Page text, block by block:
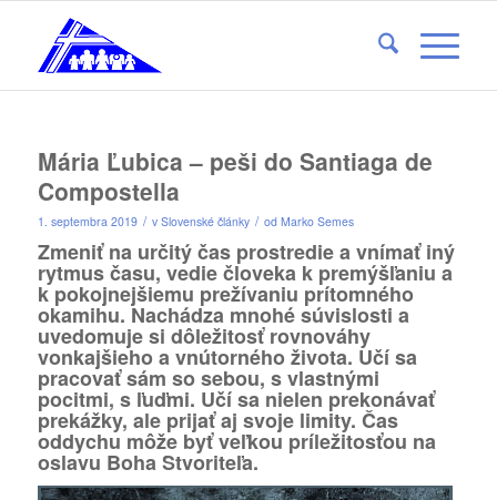
Mária Ľubica – peši do Santiaga de
Compostella
1. septembra 2019 / v Slovenské články / od Marko Semes
Zmeniť na určitý čas prostredie a vnímať iný
rytmus času, vedie človeka k premýšľaniu a
k pokojnejšiemu prežívaniu prítomného
okamihu. Nachádza mnohé súvislosti a
uvedomuje si dôležitosť rovnováhy
vonkajšieho a vnútorného života. Učí sa
pracovať sám so sebou, s vlastnými
pocitmi, s ľuďmi. Učí sa nielen prekonávať
prekážky, ale prijať aj svoje limity. Čas
oddychu môže byť veľkou príležitosťou na
oslavu Boha Stvoriteľa.